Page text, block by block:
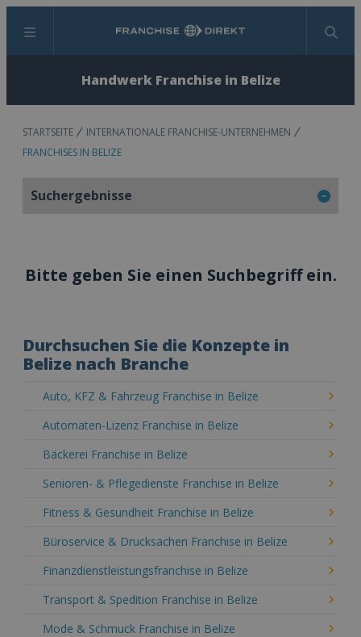
Menü Suchen
Handwerk Franchise in Belize
STARTSEITE
INTERNATIONALE FRANCHISE-UNTERNEHMEN
FRANCHISES IN BELIZE
Suchergebnisse
Bitte geben Sie einen Suchbegriff ein.
Durchsuchen Sie die Konzepte in
Belize nach Branche
Auto, KFZ & Fahrzeug Franchise in Belize
Automaten-Lizenz Franchise in Belize
Bäckerei Franchise in Belize
Senioren- & Pflegedienste Franchise in Belize
Fitness & Gesundheit Franchise in Belize
Büroservice & Drucksachen Franchise in Belize
Finanzdienstleistungsfranchise in Belize
Transport & Spedition Franchise in Belize
Mode & Schmuck Franchise in Belize